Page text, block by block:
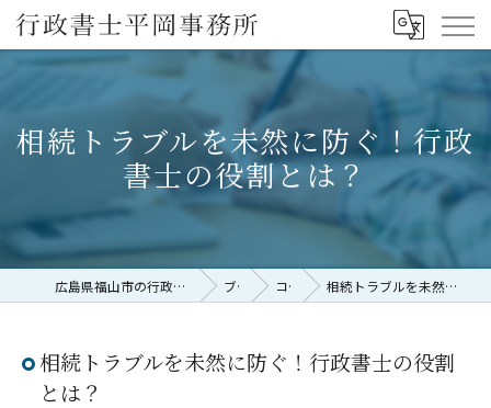
相続トラブルを未然に防ぐ！行政
書士の役割とは？
広島県福山市の行政書士なら行政書士平岡事務所 ブログ コラム 相続トラブルを未然に防ぐ！行政書士の役割とは？
相続トラブルを未然に防ぐ！行政書士の役割
とは？